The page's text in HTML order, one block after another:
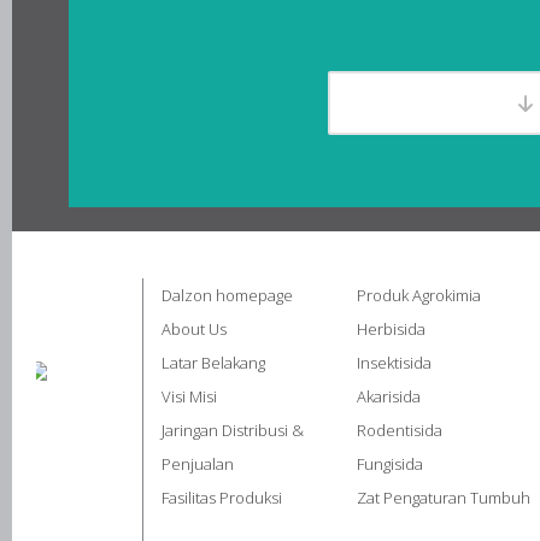
Dalzon homepage
About Us
Latar Belakang
Visi Misi
Jaringan Distribusi &
Penjualan
Fasilitas Produksi
Produk Agrokimia
Herbisida
Insektisida
Akarisida
Rodentisida
Fungisida
Zat Pengaturan Tumbuh